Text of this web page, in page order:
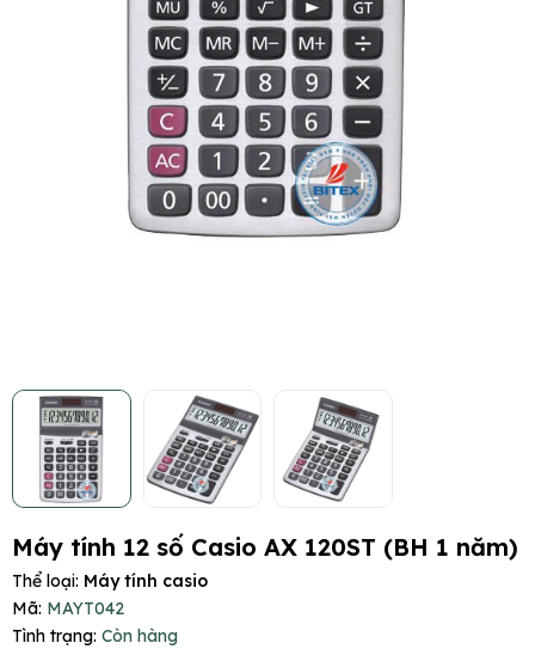
Máy tính 12 số Casio AX 120ST (BH 1 năm)
Thể loại: Máy tính casio
Mã: MAYT042
Tình trạng: Còn hàng